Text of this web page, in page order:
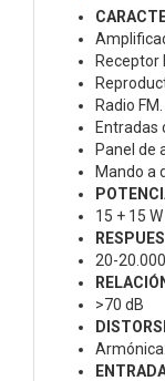
Receptor
Radio FM.
Entradas
Panel de
Mando a
15 + 15
20-
>70 dB